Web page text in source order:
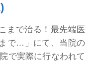
まで治る！最先端医
で…」にて、当院の
で実際に行なわれて